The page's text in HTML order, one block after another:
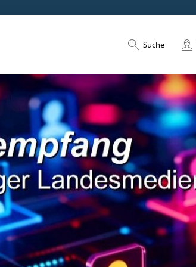
Suche